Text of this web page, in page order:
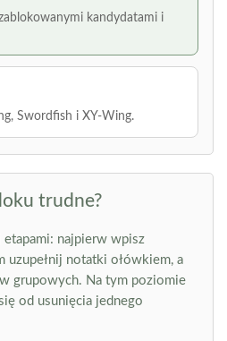
kandydatami i
Swordfish i XY-Wing.
trudne?
etapami: najpierw wpisz
uzupełnij notatki ołówkiem, a
grupowych. Na tym poziomie
od usunięcia jednego